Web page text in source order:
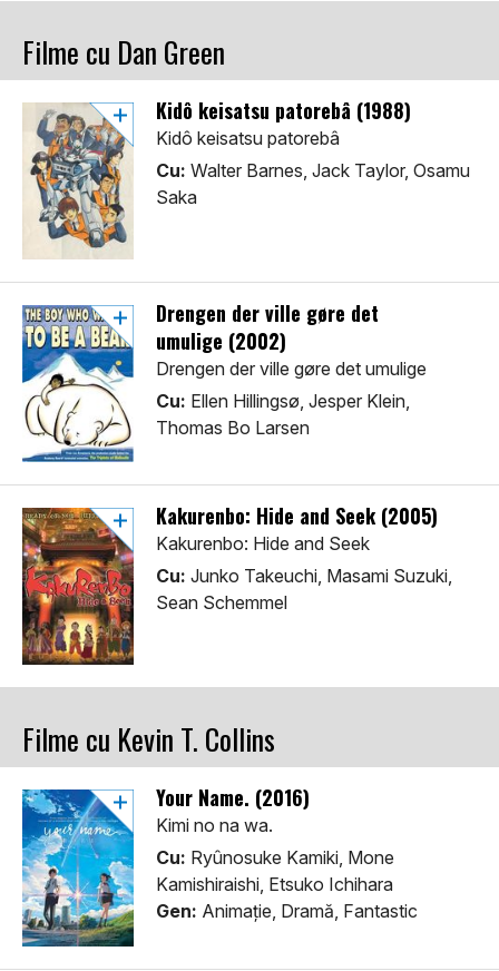
Filme cu Dan Green
Kidô keisatsu patorebâ (1988)
Kidô keisatsu patorebâ
Cu: Walter Barnes, Jack Taylor, Osamu
Saka
Drengen der ville gøre det
umulige (2002)
Drengen der ville gøre det umulige
Cu: Ellen Hillingsø, Jesper Klein,
Thomas Bo Larsen
Kakurenbo: Hide and Seek (2005)
Kakurenbo: Hide and Seek
Cu: Junko Takeuchi, Masami Suzuki,
Sean Schemmel
Filme cu Kevin T. Collins
Your Name. (2016)
Kimi no na wa.
Cu: Ryûnosuke Kamiki, Mone
Kamishiraishi, Etsuko Ichihara
Gen: Animaţie, Dramă, Fantastic